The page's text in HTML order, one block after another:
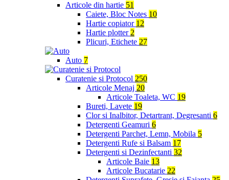
Articole din hartie 51
Caiete, Bloc Notes 10
Hartie copiator 12
Hartie plotter 2
Plicuri, Etichete 27
Auto 7
Curatenie si Protocol 250
Articole Menaj 20
Articole Toaleta, WC 19
Bureti, Lavete 19
Clor si Inalbitor, Detartrant, Degresanti 6
Detergenti Geamuri 6
Detergenti Parchet, Lemn, Mobila 5
Detergenti Rufe si Balsam 17
Detergenti si Dezinfectanti 32
Articole Baie 13
Articole Bucatarie 22